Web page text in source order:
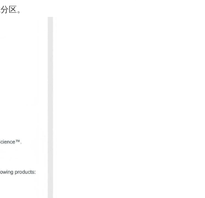
区。